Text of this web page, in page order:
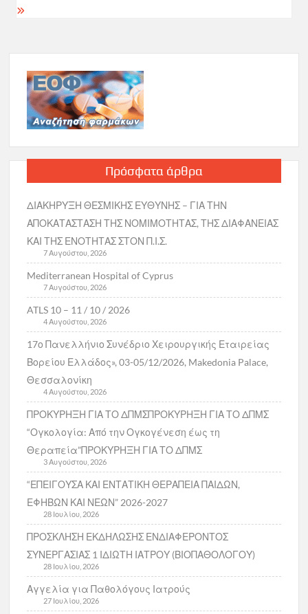
Πρόσφατα άρθρα
ΔΙΑΚΗΡΥΞΗ ΘΕΣΜΙΚΗΣ ΕΥΘΥΝΗΣ – ΓΙΑ ΤΗΝ
ΑΠΟΚΑΤΑΣΤΑΣΗ ΤΗΣ ΝΟΜΙΜΟΤΗΤΑΣ, ΤΗΣ ΔΙΑΦΑΝΕΙΑΣ
ΚΑΙ ΤΗΣ ΕΝΟΤΗΤΑΣ ΣΤΟΝ Π.Ι.Σ.
7 Αυγούστου, 2026
Mediterranean Hospital of Cyprus
7 Αυγούστου, 2026
ATLS 10 – 11 / 10 / 2026
4 Αυγούστου, 2026
17ο Πανελλήνιο Συνέδριο Χειρουργικής Εταιρείας
Βορείου Ελλάδος», 03-05/12/2026, Makedonia Palace,
Θεσσαλονίκη
4 Αυγούστου, 2026
ΠΡΟΚΥΡΗΞΗ ΓΙΑ ΤΟ ΔΠΜΣΠΡΟΚΥΡΗΞΗ ΓΙΑ ΤΟ ΔΠΜΣ
“Ογκολογία: Από την Ογκογένεση έως τη
Θεραπεία”ΠΡΟΚΥΡΗΞΗ ΓΙΑ ΤΟ ΔΠΜΣ
3 Αυγούστου, 2026
“ΕΠΕΙΓΟΥΣΑ ΚΑΙ ΕΝΤΑΤΙΚΗ ΘΕΡΑΠΕΙΑ ΠΑΙΔΩΝ,
ΕΦΗΒΩΝ ΚΑΙ ΝΕΩΝ” 2026-2027
28 Ιουλίου, 2026
ΠΡΟΣΚΛΗΣΗ ΕΚΔΗΛΩΣΗΣ ΕΝΔΙΑΦΕΡΟΝΤΟΣ
ΣΥΝΕΡΓΑΣΙΑΣ 1 ΙΔΙΩΤΗ ΙΑΤΡΟΥ (ΒΙΟΠΑΘΟΛΟΓΟΥ)
28 Ιουλίου, 2026
Αγγελία για Παθολόγους Ιατρούς
27 Ιουλίου, 2026